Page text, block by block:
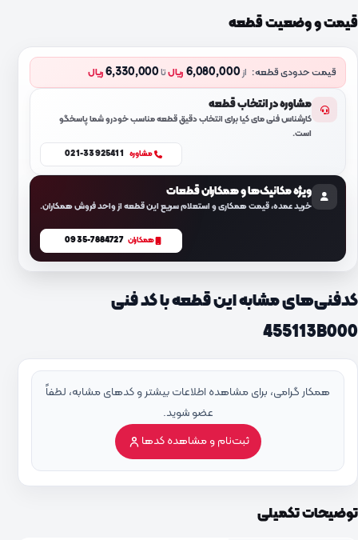
قیمت و وضعیت قطعه
قیمت حدودی قطعه: از6,080,000 ریالتا6,330,000 ریال
مشاوره در انتخاب قطعه
کارشناس فنی مای کیا برای انتخاب دقیق قطعه مناسب خودرو شما پاسخگو
است.
مشاوره 021-33925411
ویژه مکانیک‌ها و همکاران قطعات
خرید عمده، قیمت همکاری و استعلام سریع این قطعه از واحد فروش همکاران.
همکاران 0935-7884727
کدفنی‌های مشابه این قطعه با کد فنی
455113B000
همکار گرامی، برای مشاهده اطلاعات بیشتر و کدهای مشابه، لطفاً
عضو شوید.
ثبت‌نام و مشاهده کدها
توضیحات تکمیلی